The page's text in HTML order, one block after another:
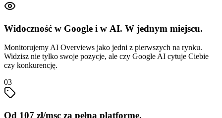
Widoczność w Google i w AI. W jednym miejscu.
Monitorujemy AI Overviews jako jedni z pierwszych na rynku.
Widzisz nie tylko swoje pozycje, ale czy Google AI cytuje Ciebie
czy konkurencję.
03
Od 107 zł/msc za pełną platformę.